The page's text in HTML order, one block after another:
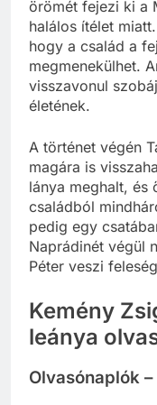
örömét fejezi ki a
halálos ítélet
hogy a család a
megmenekülhet.
visszavonul
életének.
A történet végén
magára is
lánya meghalt, és
családból
pedig egy
Naprádinét végül
Péter veszi
Kemény
leánya
Olvasónaplók